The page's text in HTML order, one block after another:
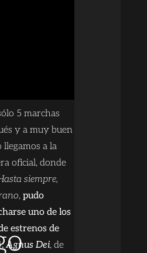
5 marchas
y a muy buen
a la
oficial, donde
siempre,
, pudo
uno de los
estrenos de
Agnus Dei, de